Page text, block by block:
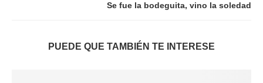
Se fue la bodeguita, vino la soledad
PUEDE QUE TAMBIÉN TE INTERESE